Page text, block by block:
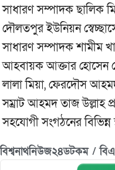
সাধারণ সম্পাদক ছালিক
দৌলতপুর ইউনিয়ন
সাধারণ সম্পাদক শামীম
আহবায়ক আক্তার হোসেন
লালা মিয়া, ফেরদৌস
সম্রাট আহমদ তাজ উল্লাহ
সহযোগী সংগঠনের বিভিন্ন
বিশ্বনাথনিউজ২৪ডটকম /